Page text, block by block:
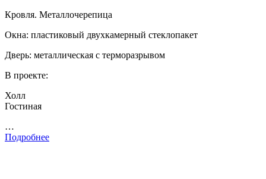
Кровля. Металлочерепица
Окна: пластиковый двухкамерный стеклопакет
Дверь: металлическая с терморазрывом
В проекте:
Холл
Гостиная
…
Подробнее